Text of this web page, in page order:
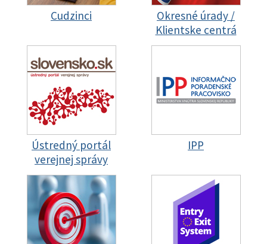
Cudzinci
Okresné úrady /
Klientske centrá
Ústredný portál
verejnej správy
IPP